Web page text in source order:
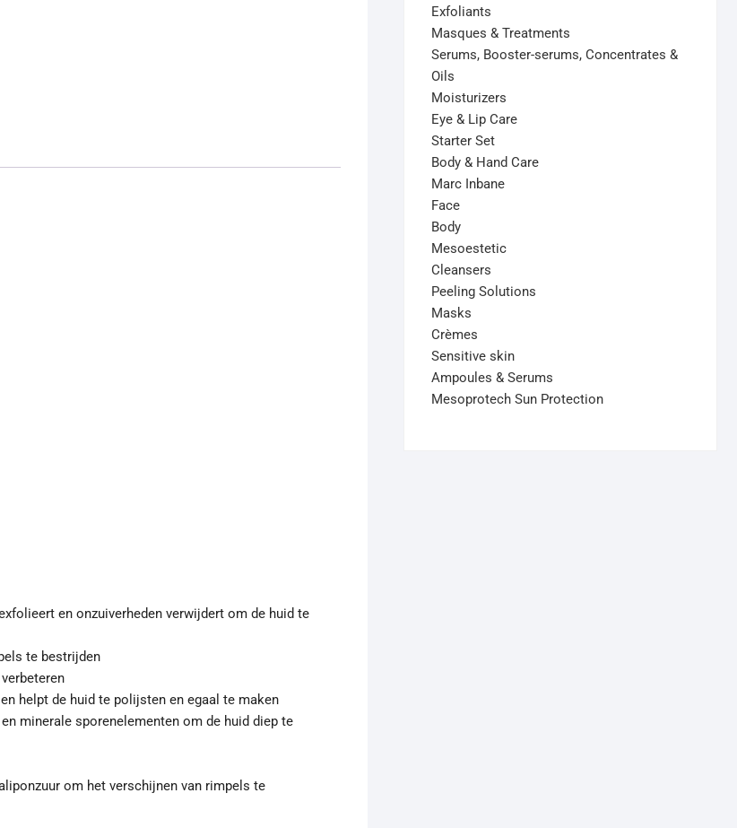
en onzuiverheden verwijdert om de huid te
te bestrijden
helpt de huid te polijsten en egaal te maken
minerale sporenelementen om de huid diep te
om het verschijnen van rimpels te
Exfoliants
Masques & Treatments
Serums, Booster-serums, Concentrates &
Oils
Moisturizers
Eye & Lip Care
Starter Set
Body & Hand Care
Marc Inbane
Face
Body
Mesoestetic
Cleansers
Peeling Solutions
Masks
Crèmes
Sensitive skin
Ampoules & Serums
Mesoprotech Sun Protection